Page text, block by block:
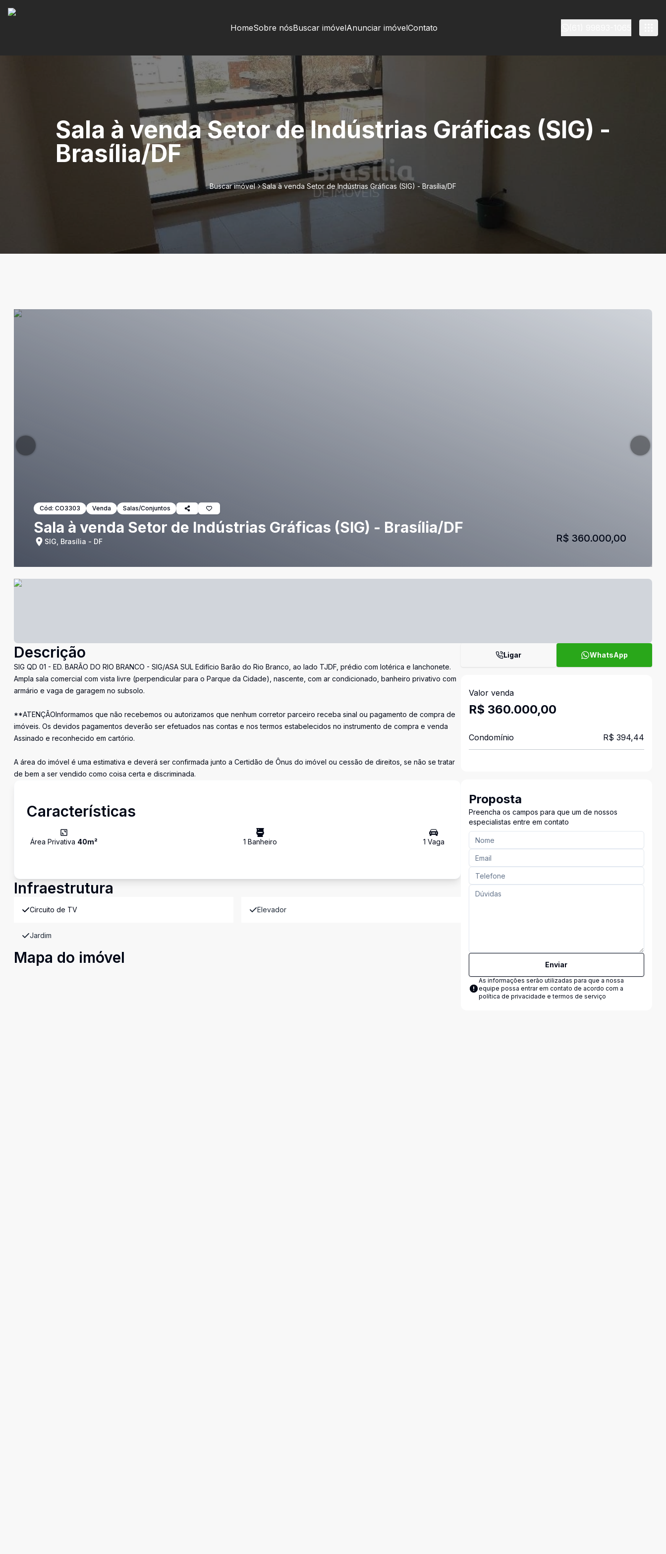
HomeSobre nósBuscar imóvelAnunciar imóvelContato
Sala à venda Setor de Indústrias Gráficas (SIG) -
Brasília/DF
Buscar imóvel Sala à venda Setor de Indústrias Gráficas (SIG) - Brasília/DF
Cód: CO3303 Venda Salas/Conjuntos
Sala à venda Setor de Indústrias Gráficas (SIG) - Brasília/DF
SIG, Brasília - DF R$ 360.000,00
Descrição
SIG QD 01 - ED. BARÃO DO RIO BRANCO - SIG/ASA SUL Edifício Barão do Rio Branco, ao lado TJDF, prédio com lotérica e lanchonete.
Ampla sala comercial com vista livre (perpendicular para o Parque da Cidade), nascente, com ar condicionado, banheiro privativo com
armário e vaga de garagem no subsolo.
**ATENÇÃOInformamos que não recebemos ou autorizamos que nenhum corretor parceiro receba sinal ou pagamento de compra de
imóveis. Os devidos pagamentos deverão ser efetuados nas contas e nos termos estabelecidos no instrumento de compra e venda
Assinado e reconhecido em cartório.
A área do imóvel é uma estimativa e deverá ser confirmada junto a Certidão de Ônus do imóvel ou cessão de direitos, se não se tratar
de bem a ser vendido como coisa certa e discriminada.
Características
Área Privativa 40m² 1 Banheiro 1 Vaga
Infraestrutura
Circuito de TV Elevador
Jardim
Mapa do imóvel
Ligar WhatsApp
Valor venda
R$ 360.000,00
Condomínio R$ 394,44
Proposta
Preencha os campos para que um de nossos
especialistas entre em contato
Enviar
As informações serão utilizadas para que a nossa
equipe possa entrar em contato de acordo com a
política de privacidade e termos de serviço